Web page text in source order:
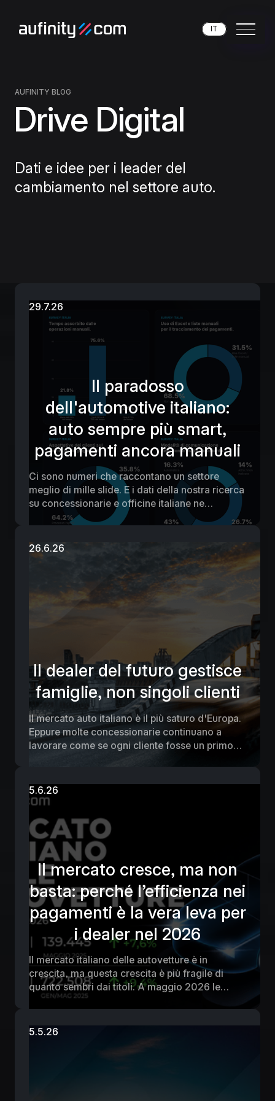
IT
AUFINITY BLOG
Drive Digital
Dati e idee per i leader del
cambiamento nel settore auto.
29.7.26
Il paradosso
dell'automotive italiano:
auto sempre più smart,
pagamenti ancora manuali
Ci sono numeri che raccontano un settore
meglio di mille slide. E i dati della nostra ricerca
su concessionarie e officine italiane ne
raccontano uno piuttosto scomodo: mentre
autonoma, il modo in cui la filiera incassa i
propri soldi è rimasto fermo a vent'anni fa.
26.6.26
Il dealer del futuro gestisce
famiglie, non singoli clienti
Il mercato auto italiano è il più saturo d'Europa.
Eppure molte concessionarie continuano a
lavorare come se ogni cliente fosse un primo
5.6.26
Il mercato cresce, ma non
basta: perché l’efficienza nei
pagamenti è la vera leva per
i dealer nel 2026
Il mercato italiano delle autovetture è in
crescita, ma questa crescita è più fragile di
quanto sembri dai titoli. A maggio 2026 le
immatricolazioni sono 150.096 unità, con un
cinque mesi dell’anno il mercato chiude a
790.301 vetture, +9,4% su base annua.
Tuttavia, il confronto strutturale con il 2019
5.5.26